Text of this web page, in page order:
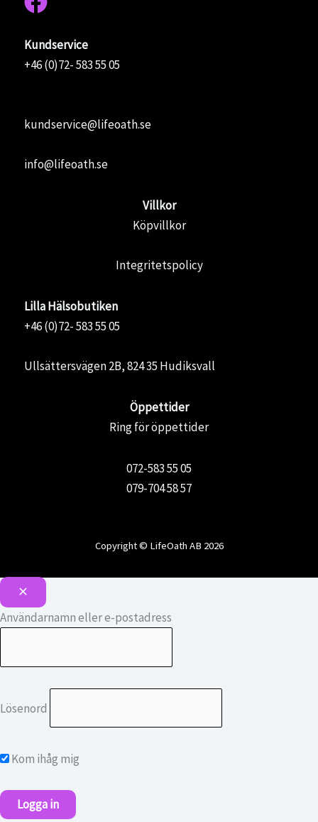
Kundservice
+46 (0)72- 583 55 05
kundservice@lifeoath.se
info@lifeoath.se
Villkor
Köpvillkor
Integritetspolicy
Lilla Hälsobutiken
+46 (0)72- 583 55 05
Ullsättersvägen 2B, 824 35 Hudiksvall
Öppettider
Ring för öppettider
072-583 55 05
079-704 58 57
Copyright © LifeOath AB 2026
Användarnamn eller e-postadress
Lösenord
Kom ihåg mig